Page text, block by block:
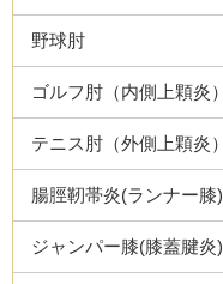
野球肘
ゴルフ肘（内側上顆炎）
テニス肘（外側上顆炎）
腸脛靭帯炎(ランナー膝)
ジャンパー膝(膝蓋腱炎)